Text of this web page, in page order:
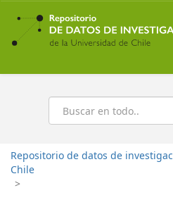
Ir
contenido
principal
Buscar
Repositorio de datos de
Chile
>